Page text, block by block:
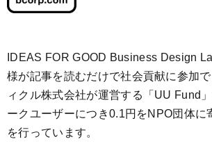
IDEAS FOR GOOD Business Design
様が記事を読むだけで社会貢献に参加
ィクル株式会社が運営する「 UU Fund
ークユーザーにつき0.1円をNPO団体に
を行っています。